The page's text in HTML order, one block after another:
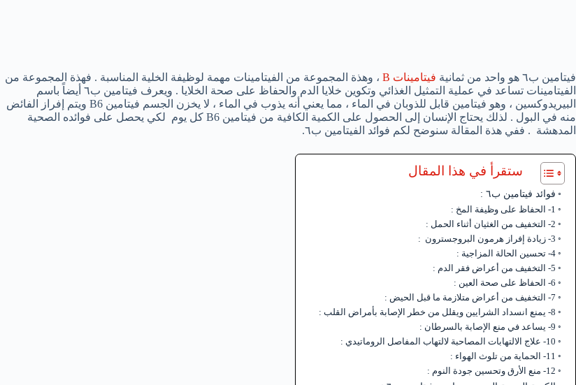
فيتامين ب٦ هو واحد من ثمانية فيتامينات B
، وهذة المجموعة من الفيتامينات مهمة لوظيفة الخلية المناسبة . فهذة المجموعة من
الفيتامينات تساعد في عملية التمثيل الغذائي وتكوين خلايا الدم والحفاظ على صحة الخلايا . ويعرف فيتامين ب٦ أيضاً باسم
البيريدوكسين ، وهو فيتامين قابل للذوبان في الماء ، مما يعني أنه يذوب في الماء ، لا يخزن الجسم فيتامين B6 ويتم إفراز الفائض
منه في البول . لذلك يحتاج الإنسان إلى الحصول على الكمية الكافية من فيتامين B6 كل يوم لكي يحصل على فوائده الصحية
المدهشة . ففي هذة المقالة سنوضح لكم فوائد الفيتامين ب٦.
ستقرأ في هذا المقال
فوائد فيتامين ب٦ :
1- الحفاظ على وظيفة المخ :
2- التخفيف من الغثيان أثناء الحمل :
3- زيادة إفراز هرمون البروجسترون :
4- تحسين الحالة المزاجية :
5- التخفيف من أعراض فقر الدم :
6- الحفاظ على صحة العين :
7- التخفيف من أعراض متلازمة ما قبل الحيض :
8- يمنع انسداد الشرايين ويقلل من خطر الإصابة بأمراض القلب :
9- يساعد في منع الإصابة بالسرطان :
10- علاج الالتهابات المصاحبة لالتهاب المفاصل الروماتيدي :
11- الحماية من تلوث الهواء :
12- منع الأرق وتحسين جودة النوم :